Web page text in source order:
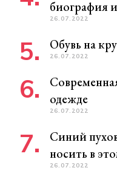
биография
26.07.2022
Обувь на
26.07.2022
одежде
26.07.2022
Синий
носить в
26.07.2022